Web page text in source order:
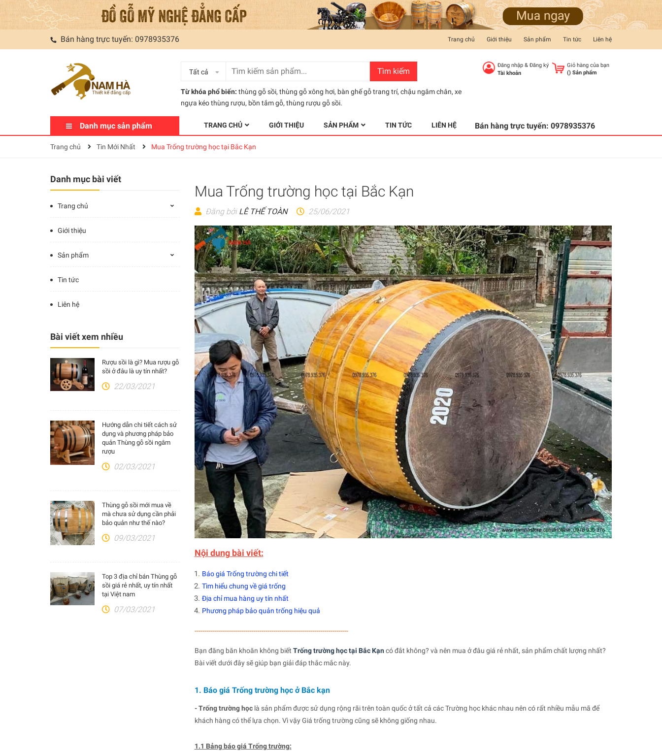
Bán hàng trực tuyến: 0978935376 Trang chủ Giới thiệu Sản phẩm Tin tức Liên hệ
Tất cả Tìm kiếm
Từ khóa phổ biến: thùng gỗ sồi, thùng gỗ xông hơi, bàn ghế gỗ trang trí, chậu ngâm chân, xe
ngựa kéo thùng rượu, bồn tắm gỗ, thùng rượu gỗ sồi.
Đăng nhập& Đăng ký
Tài khoản
Giỏ hàng của bạn
() Sản phẩm
Danh mục sản phẩm TRANG CHỦ GIỚI THIỆU SẢN PHẨM TIN TỨC LIÊN HỆ Bán hàng trực tuyến: 0978935376
Trang chủ Tin Mới Nhất Mua Trống trường học tại Bắc Kạn
Danh mục bài viết
Trang chủ
Giới thiệu
Sản phẩm
Tin tức
Liên hệ
Bài viết xem nhiều
Rượu sồi là gì? Mua rượu gỗ
sồi ở đâu là uy tín nhất?
22/03/2021
Hướng dẫn chi tiết cách sử
dụng và phương pháp bảo
quản Thùng gỗ sồi ngâm
rượu
02/03/2021
Thùng gỗ sồi mới mua về
mà chưa sử dụng cần phải
bảo quản như thế nào?
09/03/2021
Top 3 địa chỉ bán Thùng gỗ
sồi giá rẻ nhất, uy tín nhất
tại Việt nam
07/03/2021
Mua Trống trường học tại Bắc Kạn
Đăng bởi LÊ THẾ TOÀN 25/06/2021
Nội dung bài viết:
Báo giá Trống trường chi tiết
Tìm hiểu chung về giá trống
Địa chỉ mua hàng uy tín nhất
Phương pháp bảo quản trống hiệu quả
------------------------------------------------------------------------------
Bạn đăng băn khoăn không biết Trống trường học tại Bắc Kạncó đắt không? và nên mua ở đâu giá rẻ nhất, sản phẩm chất lượng nhất?
Bài viết dưới đây sẽ giúp bạn giải đáp thắc mắc này.
1. Báo giá Trống trường học ở Bắc kạn
- Trống trường họclà sản phẩm được sử dụng rộng rãi trên toàn quốc ở tất cả các Trường học khác nhau nên có rất nhiều mẫu mã để
khách hàng có thể lựa chọn. Vì vậy Giá trống trường cũng sẽ không giống nhau.
1.1 Bảng báo giá Trống trường: